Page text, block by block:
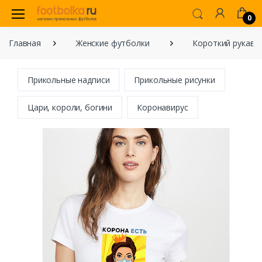
0
Главная Женские футболки Короткий рукав
Прикольные надписи Прикольные рисунки
Цари, короли, богини Коронавирус